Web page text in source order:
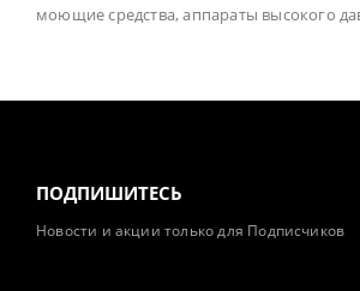
моющие средства, аппараты высокого
ПОДПИШИТЕСЬ
Новости и акции только для Подписчиков